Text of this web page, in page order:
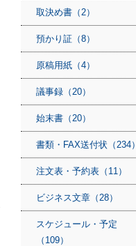
取決め書（2）
預かり証（8）
原稿用紙（4）
議事録（20）
始末書（20）
書類・FAX送付状（234）
注文表・予約表（11）
ビジネス文章（28）
スケジュール・予定
（109）